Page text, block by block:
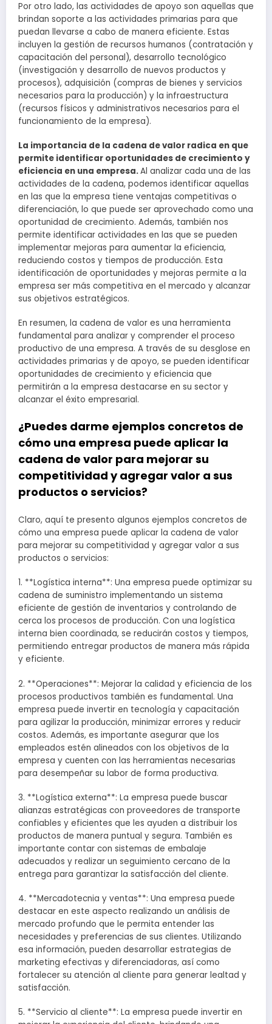
Por otro lado, las actividades de apoyo son aquellas que
brindan soporte a las actividades primarias para que
puedan llevarse a cabo de manera eficiente. Estas
incluyen la gestión de recursos humanos (contratación y
capacitación del personal), desarrollo tecnológico
(investigación y desarrollo de nuevos productos y
procesos), adquisición (compras de bienes y servicios
necesarios para la producción) y la infraestructura
(recursos físicos y administrativos necesarios para el
funcionamiento de la empresa).
La importancia de la cadena de valor radica en que
permite identificar oportunidades de crecimiento y
eficiencia en una empresa.Al analizar cada una de las
actividades de la cadena, podemos identificar aquellas
en las que la empresa tiene ventajas competitivas o
diferenciación, lo que puede ser aprovechado como una
oportunidad de crecimiento. Además, también nos
permite identificar actividades en las que se pueden
implementar mejoras para aumentar la eficiencia,
reduciendo costos y tiempos de producción. Esta
identificación de oportunidades y mejoras permite a la
empresa ser más competitiva en el mercado y alcanzar
sus objetivos estratégicos.
En resumen, la cadena de valor es una herramienta
fundamental para analizar y comprender el proceso
productivo de una empresa. A través de su desglose en
actividades primarias y de apoyo, se pueden identificar
oportunidades de crecimiento y eficiencia que
permitirán a la empresa destacarse en su sector y
alcanzar el éxito empresarial.
¿Puedes darme ejemplos concretos de
cómo una empresa puede aplicar la
cadena de valor para mejorar su
competitividad y agregar valor a sus
productos o servicios?
Claro, aquí te presento algunos ejemplos concretos de
cómo una empresa puede aplicar la cadena de valor
para mejorar su competitividad y agregar valor a sus
productos o servicios:
1. **Logística interna**: Una empresa puede optimizar su
cadena de suministro implementando un sistema
eficiente de gestión de inventarios y controlando de
cerca los procesos de producción. Con una logística
interna bien coordinada, se reducirán costos y tiempos,
permitiendo entregar productos de manera más rápida
y eficiente.
2. **Operaciones**: Mejorar la calidad y eficiencia de los
procesos productivos también es fundamental. Una
empresa puede invertir en tecnología y capacitación
para agilizar la producción, minimizar errores y reducir
costos. Además, es importante asegurar que los
empleados estén alineados con los objetivos de la
empresa y cuenten con las herramientas necesarias
para desempeñar su labor de forma productiva.
3. **Logística externa**: La empresa puede buscar
alianzas estratégicas con proveedores de transporte
confiables y eficientes que les ayuden a distribuir los
productos de manera puntual y segura. También es
importante contar con sistemas de embalaje
adecuados y realizar un seguimiento cercano de la
entrega para garantizar la satisfacción del cliente.
4. **Mercadotecnia y ventas**: Una empresa puede
destacar en este aspecto realizando un análisis de
mercado profundo que le permita entender las
necesidades y preferencias de sus clientes. Utilizando
esa información, pueden desarrollar estrategias de
marketing efectivas y diferenciadoras, así como
fortalecer su atención al cliente para generar lealtad y
satisfacción.
5. **Servicio al cliente**: La empresa puede invertir en